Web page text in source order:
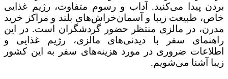
بردن پیدا می‌کنید. آداب و رسوم متفاوت، رژیم غذایی
خاص، طبیعت زیبا و آسمان‌خراش‌های بلند و مراکز خرید
مدرن، در مالزی منتظر حضور گردشگران است. در این
راهنمای سفر با دیدنی‌های مالزی، رژیم غذایی و
اطلاعات ضروری در مورد هزینه‌های سفر به این کشور
زیبا آشنا می‌شویم.